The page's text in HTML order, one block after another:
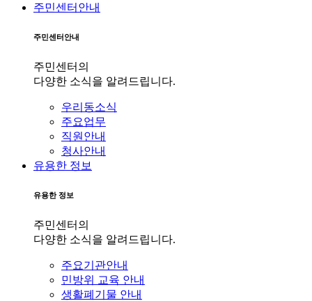
주민센터안내
주민센터안내
주민센터의
다양한 소식을 알려드립니다.
우리동소식
주요업무
직원안내
청사안내
유용한 정보
유용한 정보
주민센터의
다양한 소식을 알려드립니다.
주요기관안내
민방위 교육 안내
생활폐기물 안내